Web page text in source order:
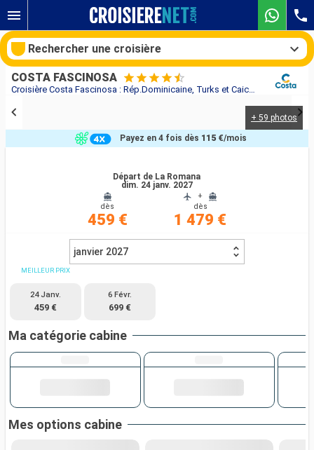
Croisière Costa Fascinosa : Rép.Dominicaine, Turks et Caicos au départ de La Romana
COSTA FASCINOSA
+ 59 photos
Départ de La Romana
dim. 24 janv. 2027
dès
459 €
+
dès
1 479 €
Payez en 4 fois dès 115 €/mois
janvier 2027
MEILLEUR PRIX
24 Janv.
459 €
6 Févr.
699 €
Ma catégorie cabine
Mes options cabine
Rechercher une croisière
Compagnies
Rechercher